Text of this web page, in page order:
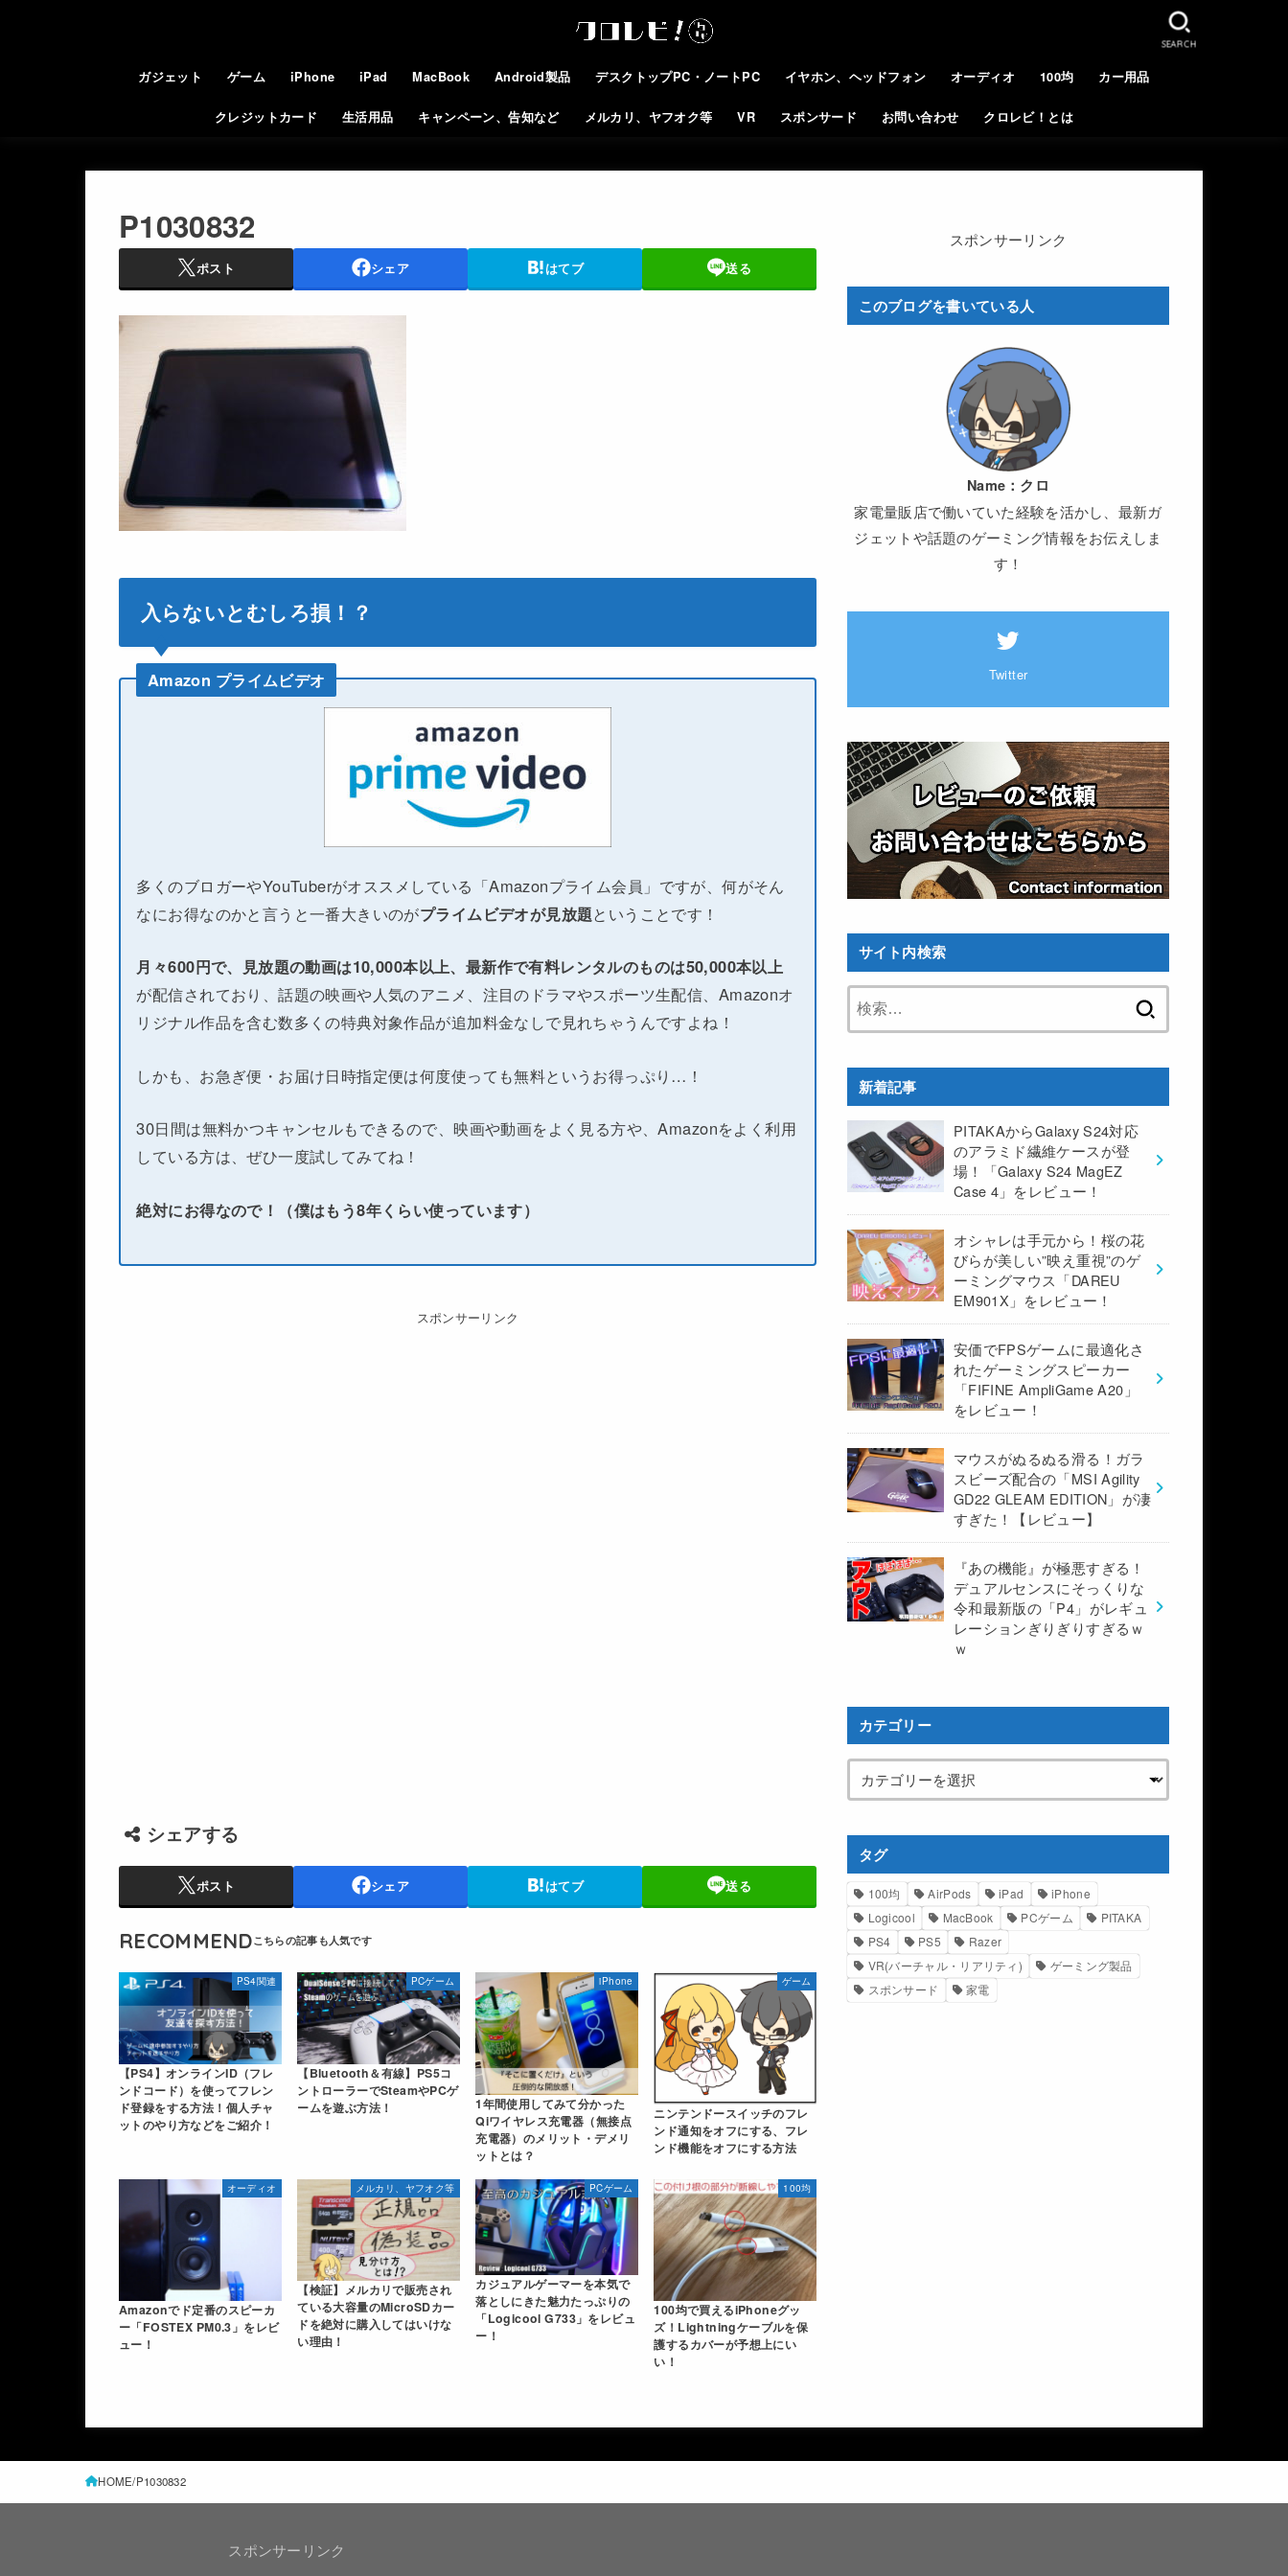
ガジェット ゲーム iPhone iPad MacBook Android製品 デスクトップPC・ノートPC イヤホン、ヘッドフォン オーディオ 100均 カー用品
クレジットカード 生活用品 キャンペーン、告知など メルカリ、ヤフオク等 VR スポンサード お問い合わせ クロレビ！とは
SEARCH
P1030832
ポスト シェア はてブ 送る
入らないとむしろ損！？
Amazon プライムビデオ
多くのブロガーやYouTuberがオススメしている「Amazonプライム会員」ですが、何がそん
なにお得なのかと言うと一番大きいのがプライムビデオが見放題ということです！
月々600円で、見放題の動画は10,000本以上、最新作で有料レンタルのものは50,000本以上
が配信されており、話題の映画や人気のアニメ、注目のドラマやスポーツ生配信、Amazonオ
リジナル作品を含む数多くの特典対象作品が追加料金なしで見れちゃうんですよね！
しかも、お急ぎ便・お届け日時指定便は何度使っても無料というお得っぷり…！
30日間は無料かつキャンセルもできるので、映画や動画をよく見る方や、Amazonをよく利用
している方は、ぜひ一度試してみてね！
絶対にお得なので！（僕はもう8年くらい使っています）
スポンサーリンク
シェアする
ポスト シェア はてブ 送る
RECOMMEND
PS4関連
【PS4】オンラインID（フレ
ンドコード）を使ってフレン
ド登録をする方法！個人チャ
ットのやり方などをご紹介！
PCゲーム
【Bluetooth＆有線】PS5コ
ントローラーでSteamやPCゲ
ームを遊ぶ方法！
iPhone
1年間使用してみて分かった
Qiワイヤレス充電器（無接点
充電器）のメリット・デメリ
ットとは？
ゲーム
ニンテンドースイッチのフレ
ンド通知をオフにする、フレ
ンド機能をオフにする方法
オーディオ
Amazonでド定番のスピーカ
ー「FOSTEX PM0.3」をレビ
ュー！
メルカリ、ヤフオク等
【検証】メルカリで販売され
ている大容量のMicroSDカー
ドを絶対に購入してはいけな
い理由！
PCゲーム
カジュアルゲーマーを本気で
落としにきた魅力たっぷりの
「Logicool G733」をレビュ
ー！
100均
100均で買えるiPhoneグッ
ズ！Lightningケーブルを保
護するカバーが予想上にい
い！
スポンサーリンク
このブログを書いている人
Name： クロ
家電量販店で働いていた経験を活かし、最新ガ
ジェットや話題のゲーミング情報をお伝えしま
す！
Twitter
サイト内検索
新着記事
PITAKAからGalaxy S24対応
のアラミド繊維ケースが登
場！「Galaxy S24 MagEZ
Case 4」をレビュー！
オシャレは手元から！桜の花
びらが美しい”映え重視”のゲ
ーミングマウス「DAREU
EM901X」をレビュー！
安価でFPSゲームに最適化さ
れたゲーミングスピーカー
「FIFINE AmpliGame A20」
をレビュー！
マウスがぬるぬる滑る！ガラ
スビーズ配合の「MSI Agility
GD22 GLEAM EDITION」が凄
すぎた！【レビュー】
『あの機能』が極悪すぎる！
デュアルセンスにそっくりな
令和最新版の「P4」がレギュ
レーションぎりぎりすぎるｗ
ｗ
カテゴリー
タグ
100均 AirPods iPad
iPhone
Logicool
MacBook PCゲーム
PITAKA
PS4
PS5
Razer
VR(バーチャル・リアリティ)
ゲーミング製品
スポンサード
家電
HOME P1030832
スポンサーリンク